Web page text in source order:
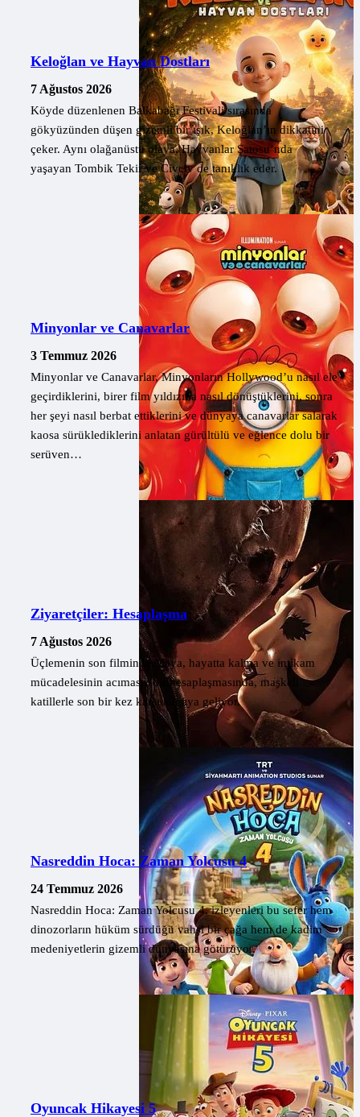
Keloğlan ve Hayvan Dostları
7 Ağustos 2026
Köyde düzenlenen Balkabağı Festivali sırasında
gökyüzünden düşen gizemli bir ışık, Keloğlan’ın dikkatini
çeker. Aynı olağanüstü olaya, Hayvanlar Şatosu’nda
yaşayan Tombik Tekir ve Civciv de tanıklık eder.
Minyonlar ve Canavarlar
3 Temmuz 2026
Minyonlar ve Canavarlar, Minyonların Hollywood’u nasıl ele
geçirdiklerini, birer film yıldızına nasıl dönüştüklerini, sonra
her şeyi nasıl berbat ettiklerini ve dünyaya canavarlar salarak
kaosa sürüklediklerini anlatan gürültülü ve eğlence dolu bir
serüven…
Ziyaretçiler: Hesaplaşma
7 Ağustos 2026
Üçlemenin son filminde Maya, hayatta kalma ve intikam
mücadelesinin acımasız bir hesaplaşmasında, maskeli
katillerle son bir kez karşı karşıya geliyor.
Nasreddin Hoca: Zaman Yolcusu 4
24 Temmuz 2026
Nasreddin Hoca: Zaman Yolcusu 4, izleyenleri bu sefer hem
dinozorların hüküm sürdüğü vahşi bir çağa hem de kadim
medeniyetlerin gizemli dünyasına götürüyor.
Oyuncak Hikayesi 5